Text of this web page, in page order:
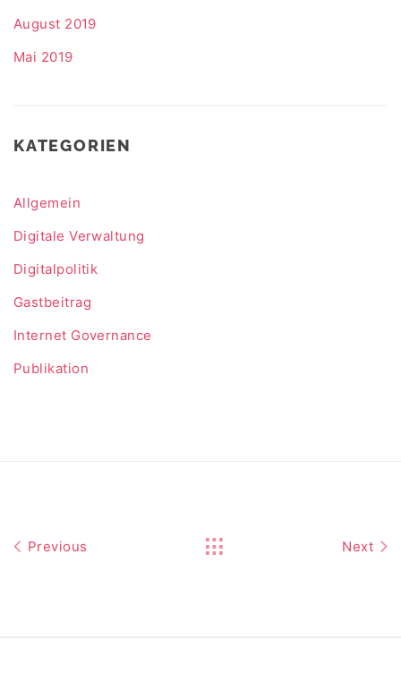
August 2019
Mai 2019
KATEGORIEN
Allgemein
Digitale Verwaltung
Digitalpolitik
Gastbeitrag
Internet Governance
Publikation
Previous Next